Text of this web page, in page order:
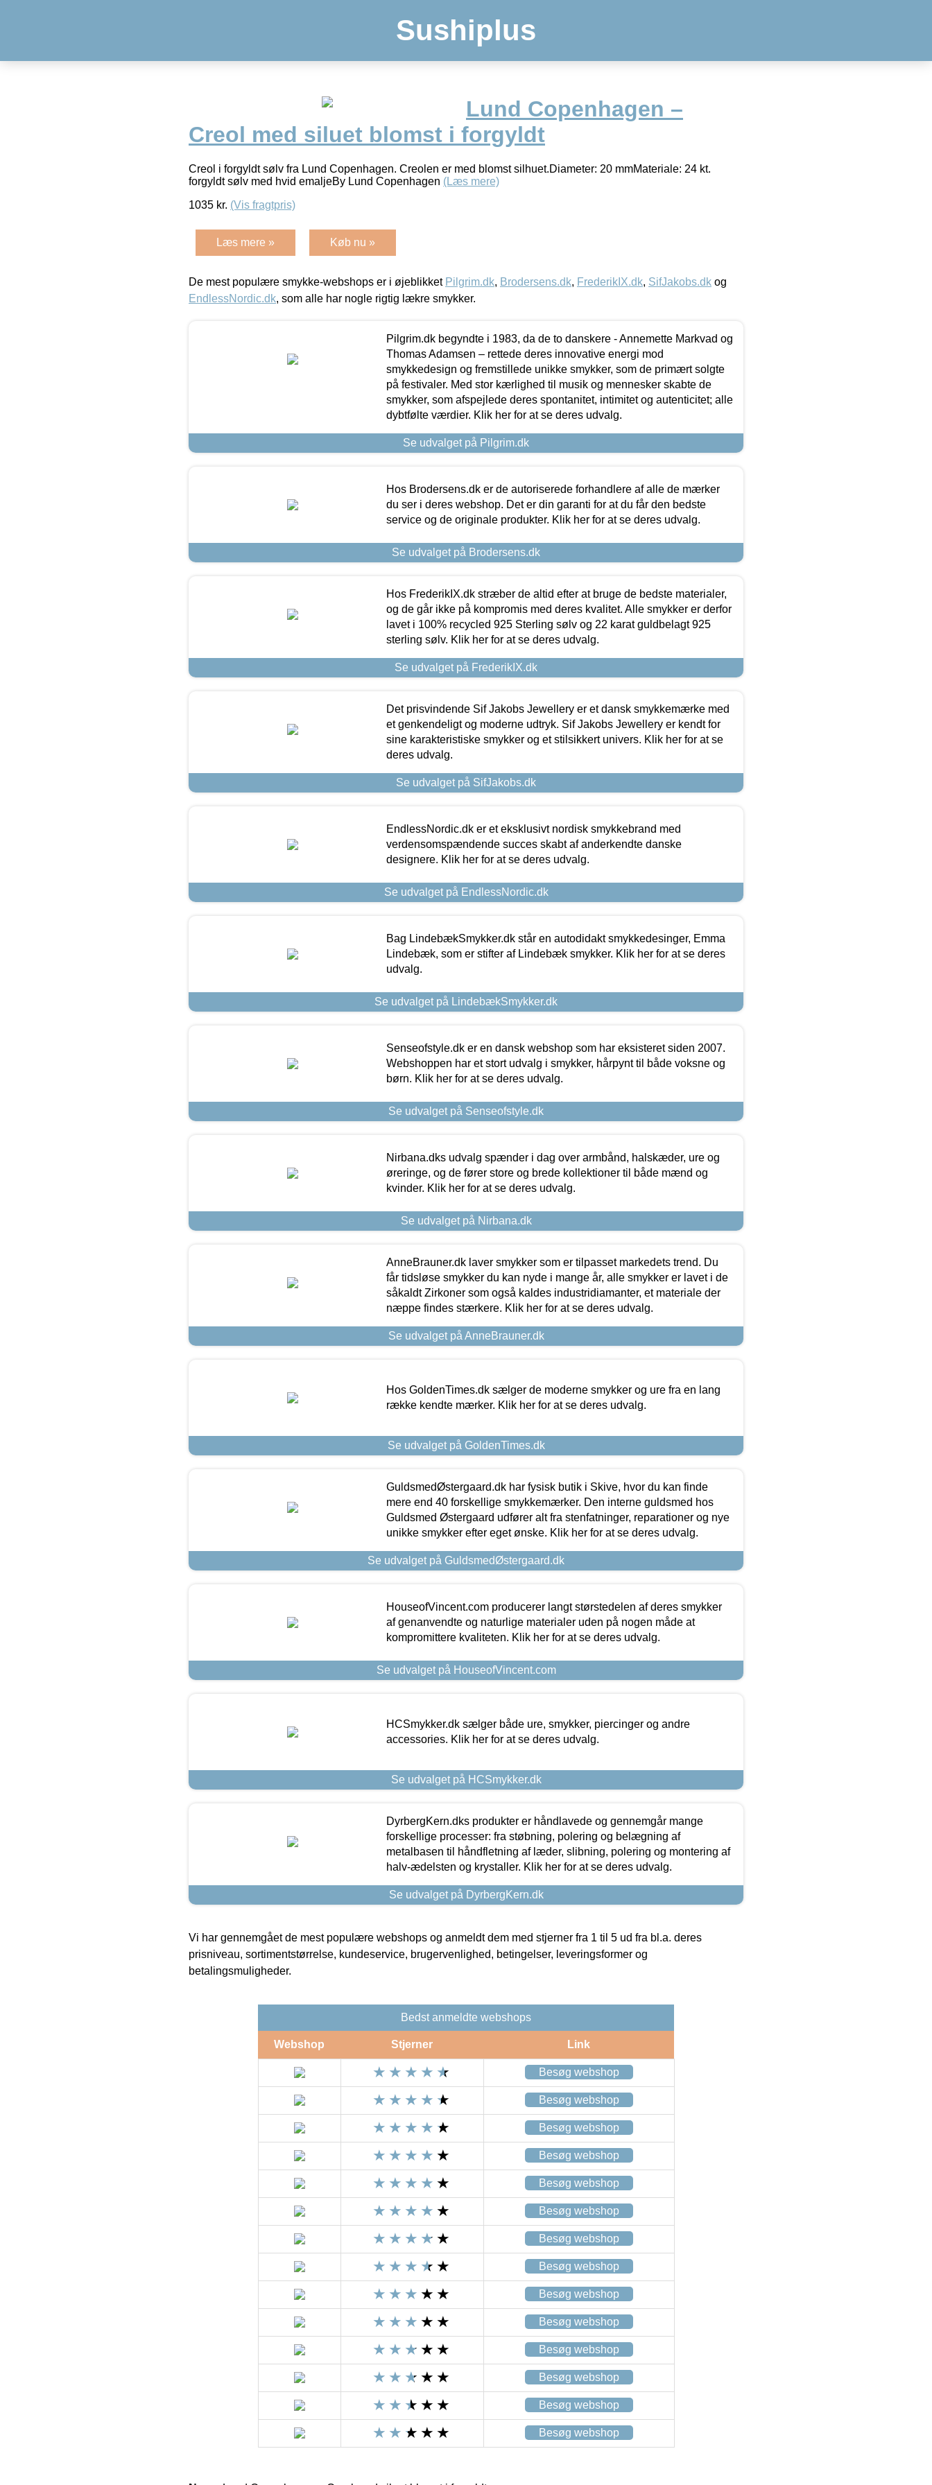
Sushiplus
Lund Copenhagen –
Creol med siluet blomst i forgyldt
Creol i forgyldt sølv fra Lund Copenhagen. Creolen er med blomst silhuet.Diameter: 20 mmMateriale: 24 kt.
forgyldt sølv med hvid emaljeBy Lund Copenhagen (Læs mere)
1035 kr. (Vis fragtpris)
Læs mere » Køb nu »
De mest populære smykke-webshops er i øjeblikket Pilgrim.dk, Brodersens.dk, FrederikIX.dk, SifJakobs.dk og
EndlessNordic.dk, som alle har nogle rigtig lækre smykker.
Pilgrim.dk begyndte i 1983, da de to danskere - Annemette Markvad og
Thomas Adamsen – rettede deres innovative energi mod
smykkedesign og fremstillede unikke smykker, som de primært solgte
på festivaler. Med stor kærlighed til musik og mennesker skabte de
smykker, som afspejlede deres spontanitet, intimitet og autenticitet; alle
dybtfølte værdier. Klik her for at se deres udvalg.
Se udvalget på Pilgrim.dk
Hos Brodersens.dk er de autoriserede forhandlere af alle de mærker
du ser i deres webshop. Det er din garanti for at du får den bedste
service og de originale produkter. Klik her for at se deres udvalg.
Se udvalget på Brodersens.dk
Hos FrederikIX.dk stræber de altid efter at bruge de bedste materialer,
og de går ikke på kompromis med deres kvalitet. Alle smykker er derfor
lavet i 100% recycled 925 Sterling sølv og 22 karat guldbelagt 925
sterling sølv. Klik her for at se deres udvalg.
Se udvalget på FrederikIX.dk
Det prisvindende Sif Jakobs Jewellery er et dansk smykkemærke med
et genkendeligt og moderne udtryk. Sif Jakobs Jewellery er kendt for
sine karakteristiske smykker og et stilsikkert univers. Klik her for at se
deres udvalg.
Se udvalget på SifJakobs.dk
EndlessNordic.dk er et eksklusivt nordisk smykkebrand med
verdensomspændende succes skabt af anderkendte danske
designere. Klik her for at se deres udvalg.
Se udvalget på EndlessNordic.dk
Bag LindebækSmykker.dk står en autodidakt smykkedesinger, Emma
Lindebæk, som er stifter af Lindebæk smykker. Klik her for at se deres
udvalg.
Se udvalget på LindebækSmykker.dk
Senseofstyle.dk er en dansk webshop som har eksisteret siden 2007.
Webshoppen har et stort udvalg i smykker, hårpynt til både voksne og
børn. Klik her for at se deres udvalg.
Se udvalget på Senseofstyle.dk
Nirbana.dks udvalg spænder i dag over armbånd, halskæder, ure og
øreringe, og de fører store og brede kollektioner til både mænd og
kvinder. Klik her for at se deres udvalg.
Se udvalget på Nirbana.dk
AnneBrauner.dk laver smykker som er tilpasset markedets trend. Du
får tidsløse smykker du kan nyde i mange år, alle smykker er lavet i de
såkaldt Zirkoner som også kaldes industridiamanter, et materiale der
næppe findes stærkere. Klik her for at se deres udvalg.
Se udvalget på AnneBrauner.dk
Hos GoldenTimes.dk sælger de moderne smykker og ure fra en lang
række kendte mærker. Klik her for at se deres udvalg.
Se udvalget på GoldenTimes.dk
GuldsmedØstergaard.dk har fysisk butik i Skive, hvor du kan finde
mere end 40 forskellige smykkemærker. Den interne guldsmed hos
Guldsmed Østergaard udfører alt fra stenfatninger, reparationer og nye
unikke smykker efter eget ønske. Klik her for at se deres udvalg.
Se udvalget på GuldsmedØstergaard.dk
HouseofVincent.com producerer langt størstedelen af deres smykker
af genanvendte og naturlige materialer uden på nogen måde at
kompromittere kvaliteten. Klik her for at se deres udvalg.
Se udvalget på HouseofVincent.com
HCSmykker.dk sælger både ure, smykker, piercinger og andre
accessories. Klik her for at se deres udvalg.
Se udvalget på HCSmykker.dk
DyrbergKern.dks produkter er håndlavede og gennemgår mange
forskellige processer: fra støbning, polering og belægning af
metalbasen til håndfletning af læder, slibning, polering og montering af
halv-ædelsten og krystaller. Klik her for at se deres udvalg.
Se udvalget på DyrbergKern.dk
Vi har gennemgået de mest populære webshops og anmeldt dem med stjerner fra 1 til 5 ud fra bl.a. deres
prisniveau, sortimentstørrelse, kundeservice, brugervenlighed, betingelser, leveringsformer og
betalingsmuligheder.
Bedst anmeldte webshops
Webshop Stjerner Link
Besøg webshop
Besøg webshop
Besøg webshop
Besøg webshop
Besøg webshop
Besøg webshop
Besøg webshop
Besøg webshop
Besøg webshop
Besøg webshop
Besøg webshop
Besøg webshop
Besøg webshop
Besøg webshop